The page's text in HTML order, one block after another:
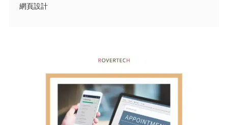
網頁設計